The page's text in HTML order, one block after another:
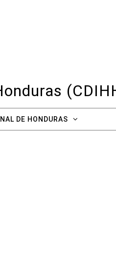
DE HONDURAS